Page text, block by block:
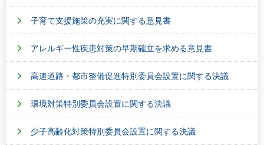
子育て支援施策の充実に関する意見書
アレルギー性疾患対策の早期確立を求める意見書
高速道路・都市整備促進特別委員会設置に関する決議
環境対策特別委員会設置に関する決議
少子高齢化対策特別委員会設置に関する決議